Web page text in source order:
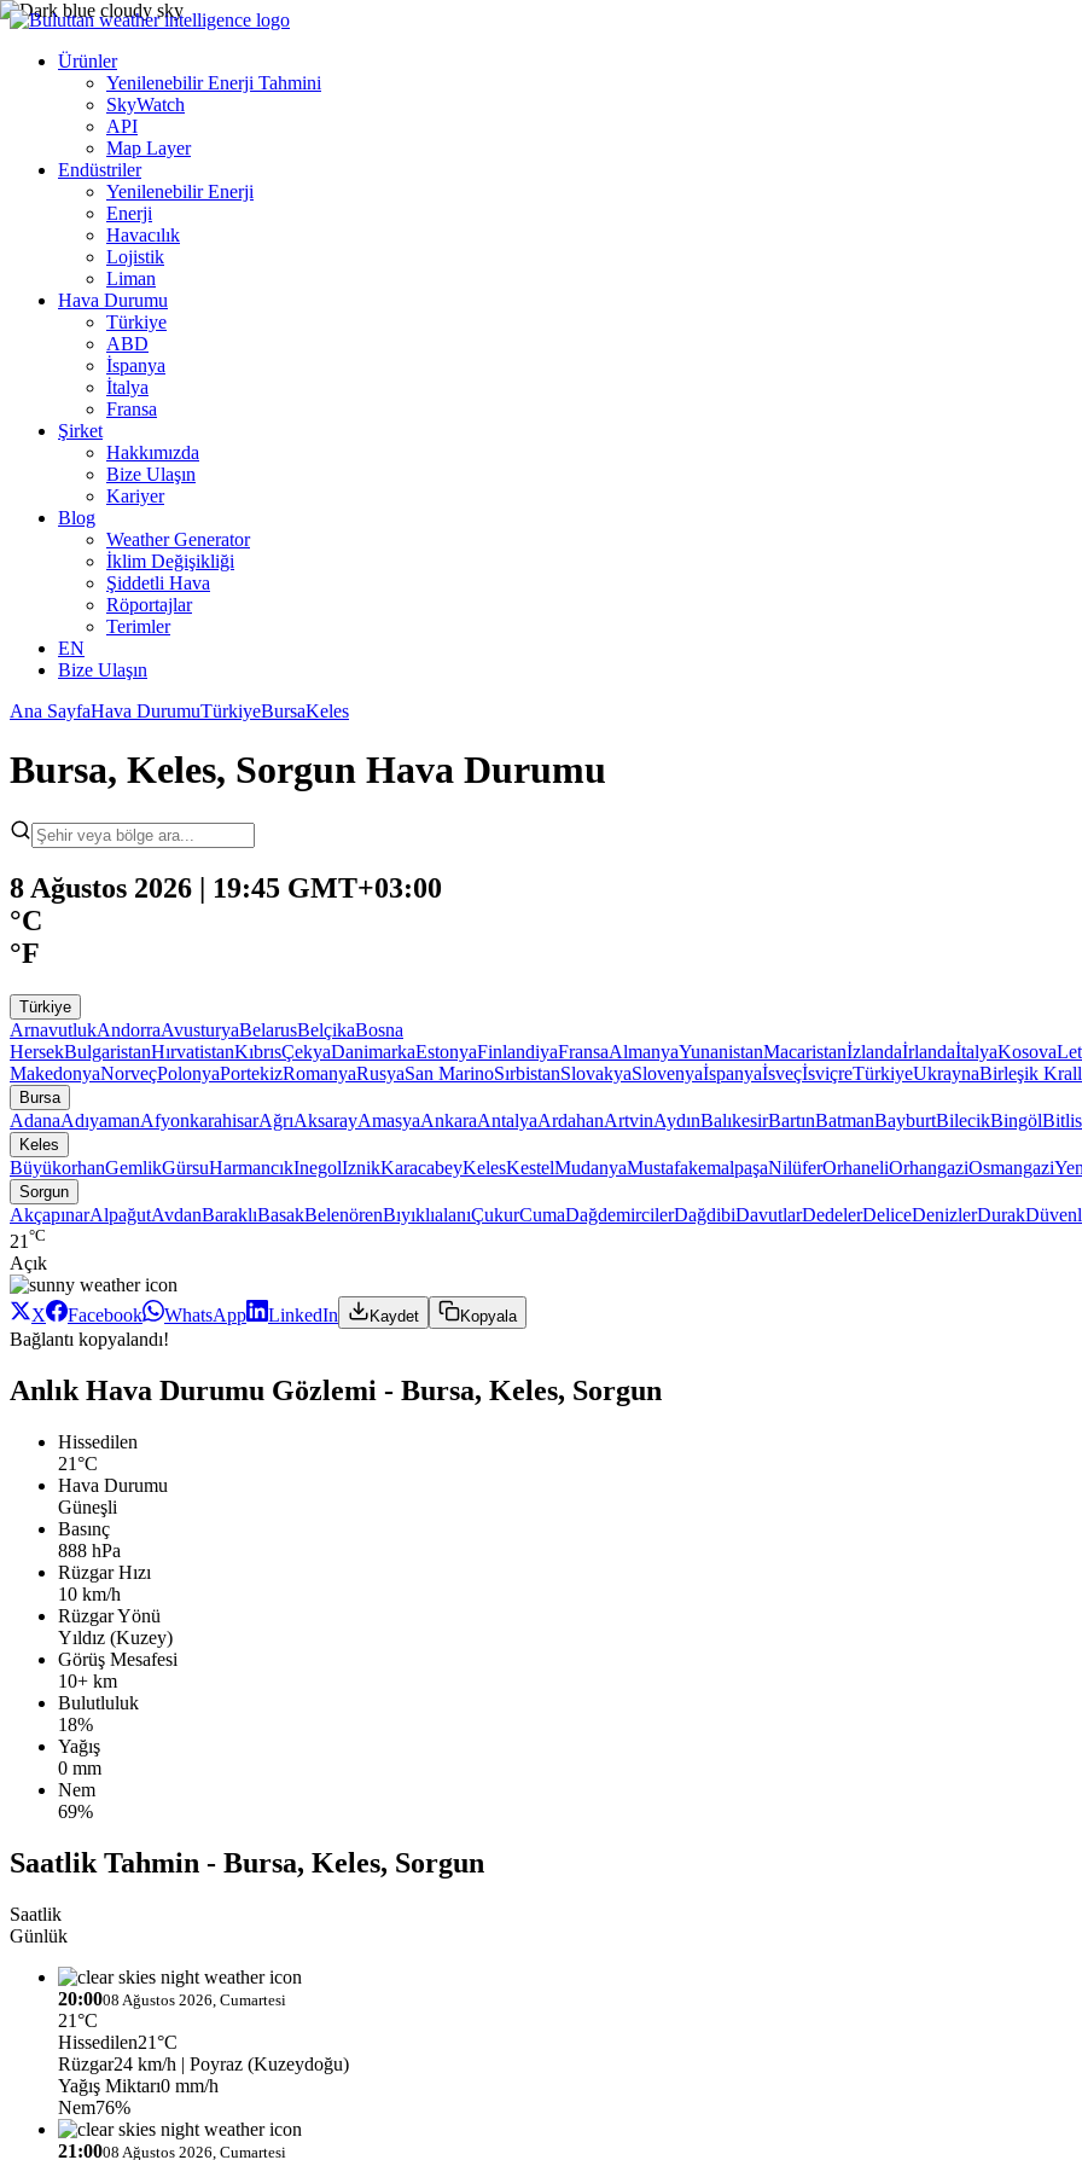
Ürünler
Yenilenebilir Enerji Tahmini
SkyWatch
API
Map Layer
Endüstriler
Yenilenebilir Enerji
Enerji
Havacılık
Lojistik
Liman
Hava Durumu
Türkiye
ABD
İspanya
İtalya
Fransa
Şirket
Hakkımızda
Bize Ulaşın
Kariyer
Blog
Weather Generator
İklim Değişikliği
Şiddetli Hava
Röportajlar
Terimler
EN
Bize Ulaşın
Ana SayfaHava DurumuTürkiyeBursaKeles
Bursa, Keles, Sorgun Hava Durumu
8 Ağustos 2026 | 19:45 GMT+03:00
°C
°F
Türkiye
ArnavutlukAndorraAvusturyaBelarusBelçikaBosna
HersekBulgaristanHırvatistanKıbrısÇekyaDanimarkaEstonyaFinlandiyaFransaAlmanyaYunanistanMacaristanİzlandaİrlandaİtalyaKosova
MakedonyaNorveçPolonyaPortekizRomanyaRusyaSan MarinoSırbistanSlovakyaSlovenyaİspanyaİsveçİsviçreTürkiyeUkraynaBirleşik
Bursa
AdanaAdıyamanAfyonkarahisarAğrıAksarayAmasyaAnkaraAntalyaArdahanArtvinAydınBalıkesirBartınBatmanBayburtBilecikBingölBitlis
Keles
BüyükorhanGemlikGürsuHarmancıkInegolIznikKaracabeyKelesKestelMudanyaMustafakemalpaşaNilüferOrhaneliOrhangaziOsmangazi
Sorgun
AkçapınarAlpağutAvdanBaraklıBasakBelenörenBıyıklıalanıÇukurCumaDağdemircilerDağdibiDavutlarDedelerDeliceDenizlerDurak
21 °C
Açık
X Facebook WhatsApp LinkedIn Kaydet Kopyala
Bağlantı kopyalandı!
Anlık Hava Durumu Gözlemi - Bursa, Keles, Sorgun
Hissedilen
21°C
Hava Durumu
Güneşli
Basınç
888 hPa
Rüzgar Hızı
10 km/h
Rüzgar Yönü
Yıldız (Kuzey)
Görüş Mesafesi
10+ km
Bulutluluk
18%
Yağış
0 mm
Nem
69%
Saatlik Tahmin - Bursa, Keles, Sorgun
Saatlik
Günlük
20:0008 Ağustos 2026, Cumartesi
21°C
Hissedilen21°C
Rüzgar24 km/h | Poyraz (Kuzeydoğu)
Yağış Miktarı0 mm/h
Nem76%
21:0008 Ağustos 2026, Cumartesi